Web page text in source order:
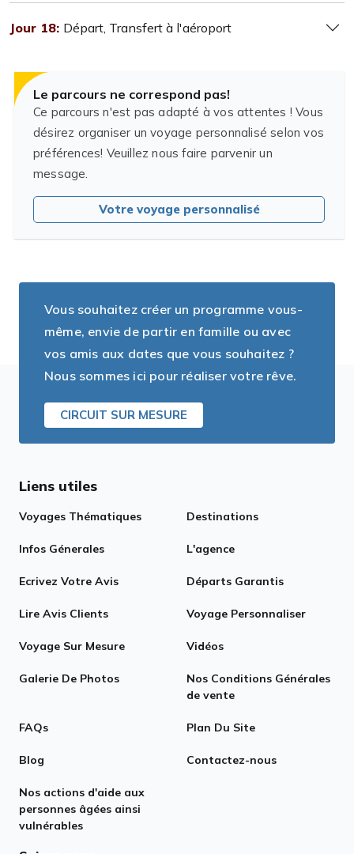
Jour 18: Départ, Transfert à l'aéroport
Le parcours ne correspond pas!
Ce parcours n'est pas adapté à vos attentes ! Vous
désirez organiser un voyage personnalisé selon vos
préférences! Veuillez nous faire parvenir un
message.
Votre voyage personnalisé
Vous souhaitez créer un programme vous-
même, envie de partir en famille ou avec
vos amis aux dates que vous souhaitez ?
Nous sommes ici pour réaliser votre rêve.
CIRCUIT SUR MESURE
Liens utiles
Voyages Thématiques Destinations
Infos Génerales L'agence
Ecrivez Votre Avis Départs Garantis
Lire Avis Clients Voyage Personnaliser
Voyage Sur Mesure Vidéos
Galerie De Photos
Nos Conditions Générales
de vente
FAQs Plan Du Site
Blog Contactez-nous
Nos actions d'aide aux
personnes âgées ainsi
vulnérables